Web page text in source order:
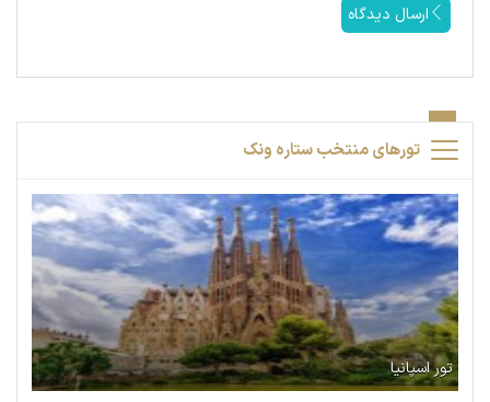
ارسال دیدگاه
تورهای منتخب ستاره ونک
تور اسپانیا